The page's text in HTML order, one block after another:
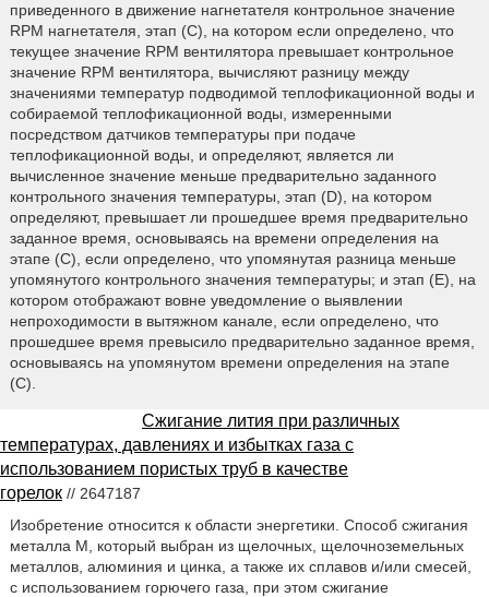
приведенного в движение нагнетателя контрольное значение
RPM нагнетателя, этап (С), на котором если определено, что
текущее значение RPM вентилятора превышает контрольное
значение RPM вентилятора, вычисляют разницу между
значениями температур подводимой теплофикационной воды и
собираемой теплофикационной воды, измеренными
посредством датчиков температуры при подаче
теплофикационной воды, и определяют, является ли
вычисленное значение меньше предварительно заданного
контрольного значения температуры, этап (D), на котором
определяют, превышает ли прошедшее время предварительно
заданное время, основываясь на времени определения на
этапе (С), если определено, что упомянутая разница меньше
упомянутого контрольного значения температуры; и этап (Е), на
котором отображают вовне уведомление о выявлении
непроходимости в вытяжном канале, если определено, что
прошедшее время превысило предварительно заданное время,
основываясь на упомянутом времени определения на этапе
(С).
Сжигание лития при различных
температурах, давлениях и избытках газа с
использованием пористых труб в качестве
горелок // 2647187
Изобретение относится к области энергетики. Способ сжигания
металла M, который выбран из щелочных, щелочноземельных
металлов, алюминия и цинка, а также их сплавов и/или смесей,
с использованием горючего газа, при этом сжигание